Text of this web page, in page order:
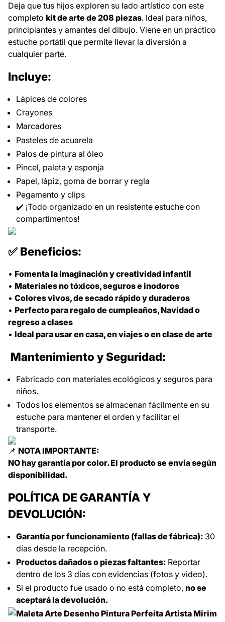
Deja que tus hijos exploren su lado artístico con este
completo kit de arte de 208 piezas. Ideal para niños,
principiantes y amantes del dibujo. Viene en un práctico
estuche portátil que permite llevar la diversión a
cualquier parte.
Incluye:
Lápices de colores
Crayones
Marcadores
Pasteles de acuarela
Palos de pintura al óleo
Pincel, paleta y esponja
Papel, lápiz, goma de borrar y regla
Pegamento y clips
✔️ ¡Todo organizado en un resistente estuche con
compartimentos!
✅ Beneficios:
• Fomenta la imaginación y creatividad infantil
• Materiales no tóxicos, seguros e inodoros
• Colores vivos, de secado rápido y duraderos
• Perfecto para regalo de cumpleaños, Navidad o
regreso a clases
• Ideal para usar en casa, en viajes o en clase de arte
Mantenimiento y Seguridad:
Fabricado con materiales ecológicos y seguros para
niños.
Todos los elementos se almacenan fácilmente en su
estuche para mantener el orden y facilitar el
transporte.
📌 NOTA IMPORTANTE:
NO hay garantía por color. El producto se envía según
disponibilidad.
POLÍTICA DE GARANTÍA Y
DEVOLUCIÓN:
Garantía por funcionamiento (fallas de fábrica): 30
días desde la recepción.
Productos dañados o piezas faltantes: Reportar
dentro de los 3 días con evidencias (fotos y video).
Si el producto fue usado o no está completo, no se
aceptará la devolución.